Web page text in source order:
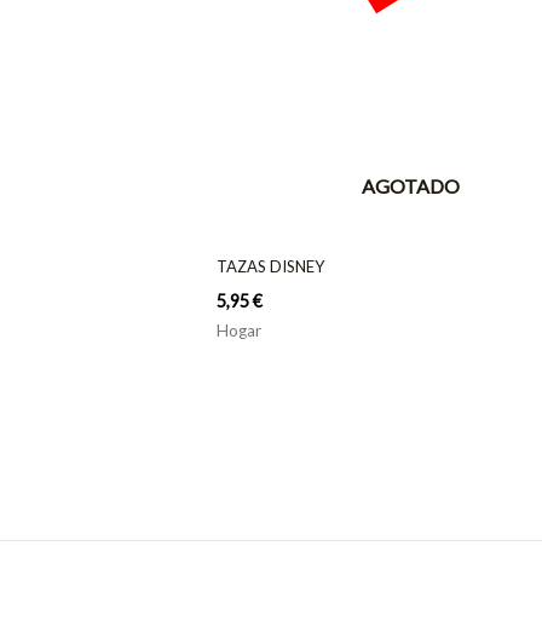
AGOTADO
TAZAS DISNEY
5,95€
Hogar